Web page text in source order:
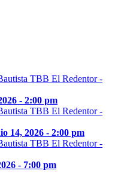
- 2:00 pm
14, 2026 - 2:00 pm
- 7:00 pm